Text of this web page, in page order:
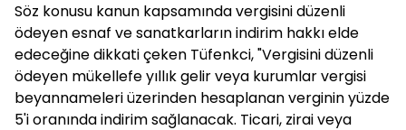
Söz konusu kanun kapsamında vergisini düzenli
ödeyen esnaf ve sanatkarların indirim hakkı elde
edeceğine dikkati çeken Tüfenkci, "Vergisini düzenli
ödeyen mükellefe yıllık gelir veya kurumlar vergisi
beyannameleri üzerinden hesaplanan verginin yüzde
5'i oranında indirim sağlanacak. Ticari, zirai veya